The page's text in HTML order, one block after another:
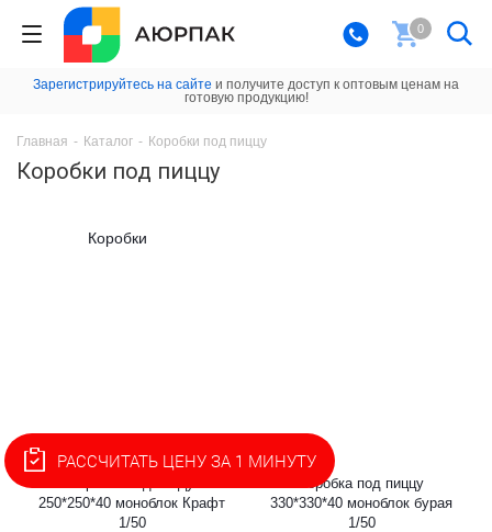
0
Зарегистрируйтесь на сайте и получите доступ к оптовым ценам на
готовую продукцию!
Главная - Каталог - Коробки под пиццу
Коробки под пиццу
Коробки
250*250*40 моноблок Крафт
1/50
Коробка под пиццу
330*330*40 моноблок бурая
1/50
РАССЧИТАТЬ ЦЕНУ ЗА 1 МИНУТУ